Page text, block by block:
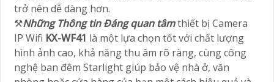
trở nên dễ dàng hơn.
⚒Những Thông tin Đáng quan tâmthiết bị Camera
IP Wifi KX-WF41 là một lựa chọn tốt với chất lượng
hình ảnh cao, khả năng thu âm rõ ràng, cùng công
nghệ ban đêm Starlight giúp bảo vệ nhà ở, văn